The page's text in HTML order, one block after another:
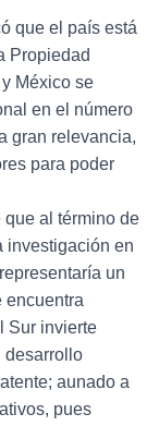
que el país está
Propiedad
México se
en el número
gran relevancia,
para poder
que al término de
investigación en
un
encuentra
Sur invierte
desarrollo
aunado a
pues